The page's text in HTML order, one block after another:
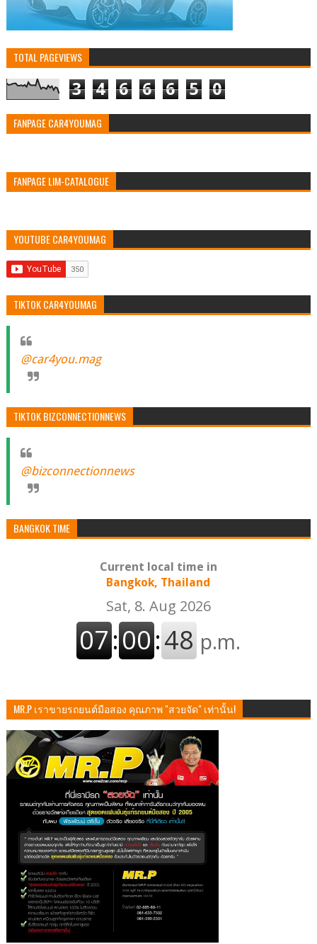
TOTAL PAGEVIEWS
3 4 6 6 6 5 0
FANPAGE CAR4YOUMAG
FANPAGE LIM-CATALOGUE
YOUTUBE CAR4YOUMAG
TIKTOK CAR4YOUMAG
@car4you.mag
TIKTOK BIZCONNECTIONNEWS
@bizconnectionnews
BANGKOK TIME
Current local time in
Bangkok, Thailand
MR.P เราขายรถยนต์มือสอง คุณภาพ "สวยจัด" เท่านั้น!